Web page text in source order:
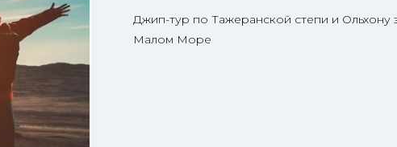
Джип-тур по Тажеранской степи и Ольхону
Малом Море